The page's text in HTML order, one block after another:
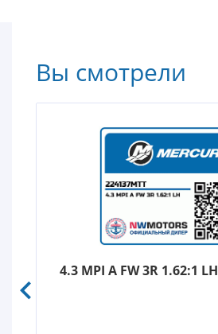
Вы смотрели
4.3 MPI A FW 3R 1.62:1 LH